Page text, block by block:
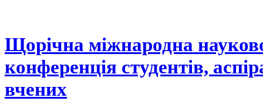
Щорічна міжнародна
конференція студентів,
вчених